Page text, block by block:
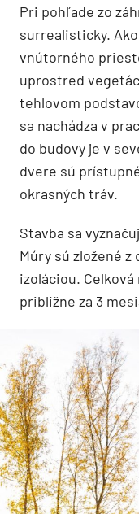
Pri pohľade zo
surrealisticky.
vnútorného
uprostred
tehlovom
sa nachádza v
do budovy je v
dvere sú
okrasných tráv.
Stavba sa
Múry sú zložené
izoláciou.
približne za 3